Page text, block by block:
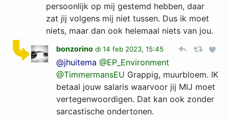
persoonlijk op mij gestemd hebben, daar
zat jij volgens mij niet tussen. Dus ik moet
niets, maar dan ook helemaal niets van jou.
bonzorino di 14 feb 2023, 15:45
@jhuitema @EP_Environment
@TimmermansEU Grappig, muurbloem. IK
betaal jouw salaris waarvoor jij MIJ moet
vertegenwoordigen. Dat kan ook zonder
sarcastische ondertonen.